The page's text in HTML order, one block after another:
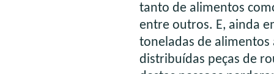
tanto de alimentos
entre outros. E, ainda
toneladas de alimentos
distribuídas peças de